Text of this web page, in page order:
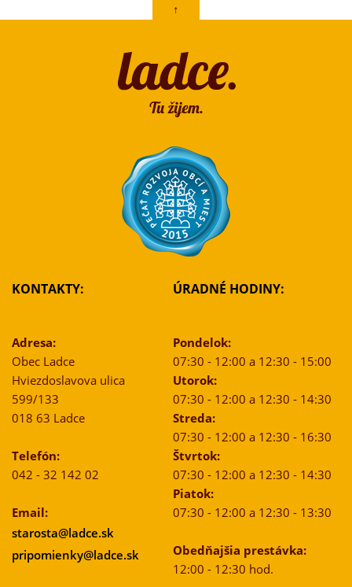
↑
KONTAKTY:
Adresa:
Obec Ladce
Hviezdoslavova ulica
599/133
018 63 Ladce
Telefón:
042 - 32 142 02
Email:
starosta@ladce.sk
pripomienky@ladce.sk
ÚRADNÉ HODINY:
Pondelok:
07:30 - 12:00 a 12:30 - 15:00
Utorok:
07:30 - 12:00 a 12:30 - 14:30
Streda:
07:30 - 12:00 a 12:30 - 16:30
Štvrtok:
07:30 - 12:00 a 12:30 - 14:30
Piatok:
07:30 - 12:00 a 12:30 - 13:30
Obedňajšia prestávka:
12:00 - 12:30 hod.